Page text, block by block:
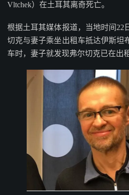
Vltchek）在土耳其离奇死亡。
根据土耳其媒体报道，当地时间22
切克与妻子乘坐出租车抵达伊斯坦
车时，妻子就发现弗尔切克已在出